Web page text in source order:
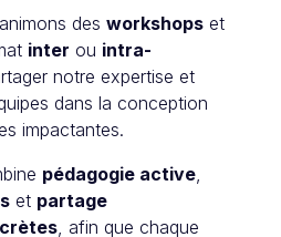
des workshopset
inter ou intra-
notre expertise et
dans la conception
impactantes.
pédagogie active,
et partage
, afin que chaque